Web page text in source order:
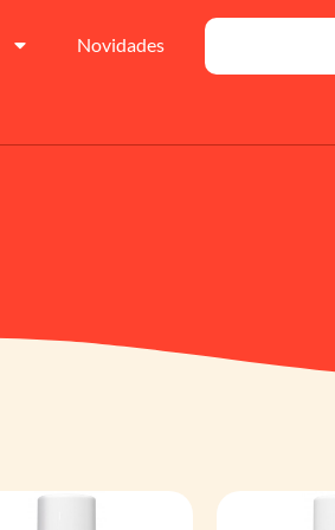
Novidades